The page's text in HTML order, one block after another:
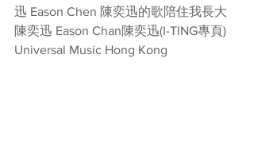
迅 Eason Chen 陳奕迅的歌陪住我長大
陳奕迅 Eason Chan陳奕迅(I-TING專頁)
Universal Music Hong Kong